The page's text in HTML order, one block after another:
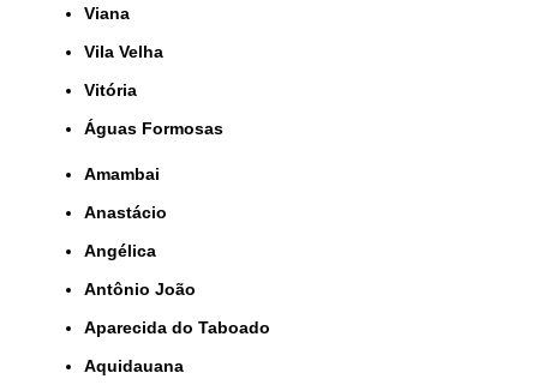
Viana
Vila Velha
Vitória
Águas Formosas
Amambai
Anastácio
Angélica
Antônio João
Aparecida do Taboado
Aquidauana